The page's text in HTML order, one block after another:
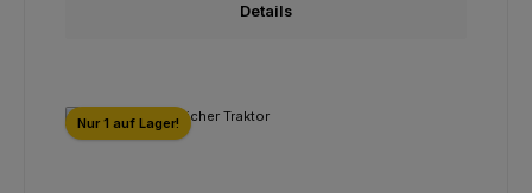
Details
Nur 1 auf Lager!